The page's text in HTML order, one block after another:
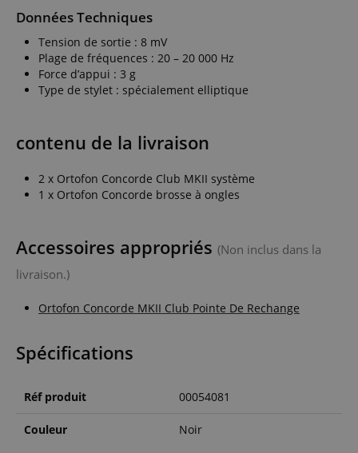
Données Techniques
Tension de sortie : 8 mV
Plage de fréquences : 20 – 20 000 Hz
Force d’appui : 3 g
Type de stylet : spécialement elliptique
contenu de la livraison
2 x Ortofon Concorde Club MKII système
1 x Ortofon Concorde brosse à ongles
Accessoires appropriés (Non inclus dans la
livraison.)
Ortofon Concorde MKII Club Pointe De Rechange
Spécifications
Réf produit 00054081
Couleur Noir